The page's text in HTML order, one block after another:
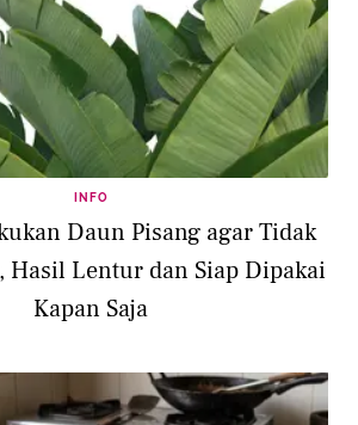
INFO
Daun Pisang agar Tidak
Hasil Lentur dan Siap Dipakai
Kapan Saja